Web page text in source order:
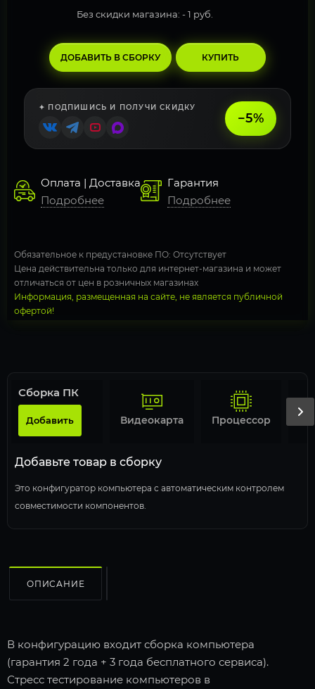
Без скидки магазина: -1 руб.
ДОБАВИТЬ В СБОРКУ КУПИТЬ
✦ ПОДПИШИСЬ И ПОЛУЧИ СКИДКУ
−5%
Оплата | Доставка
Подробнее
Гарантия
Подробнее
Обязательное к предустановке ПО: Отсутствует
Цена действительна только для интернет-магазина и может
отличаться от цен в розничных магазинах
Информация, размещенная на сайте, не является публичной
офертой!
Добавьте товар в сборку
Это конфигуратор компьютера с автоматическим контролем
совместимости компонентов.
Сборка ПК
Добавить Видеокарта Процессор
ОПИСАНИЕ
В конфигурацию входит сборка компьютера
(гарантия 2 года + 3 года бесплатного сервиса).
Стресс тестирование компьютеров в